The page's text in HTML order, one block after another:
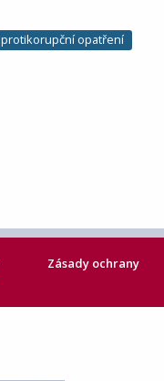
protikorupční opatření
Zásady ochrany